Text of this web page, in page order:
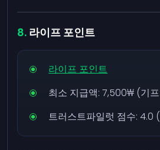
라이프 포인트
라이프 포인트
최소 지급액:7,500₩ (기
트러스트파일럿 점수: 4.0